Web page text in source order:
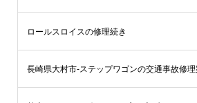
ロールスロイスの修理続き
長崎県大村市-ステップワゴンの交通事故修